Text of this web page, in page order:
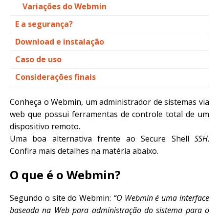
Variações do Webmin
E a segurança?
Download e instalação
Caso de uso
Considerações finais
Conheça o Webmin, um administrador de sistemas via
web que possui ferramentas de controle total de um
dispositivo remoto.
Uma boa alternativa frente ao Secure Shell SSH.
Confira mais detalhes na matéria abaixo.
O que é o Webmin?
Segundo o site do Webmin: “O Webmin é uma interface
baseada na Web para administração do sistema para o